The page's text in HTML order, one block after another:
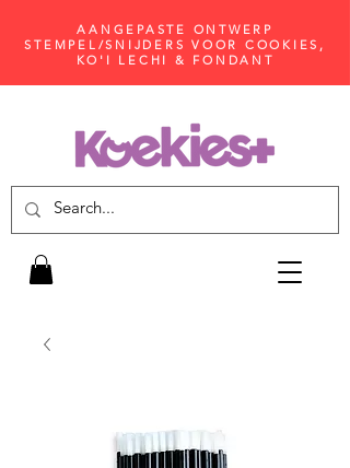
AANGEPASTE ONTWERP
STEMPEL/SNIJDERS VOOR COOKIES,
KO'I LECHI & FONDANT